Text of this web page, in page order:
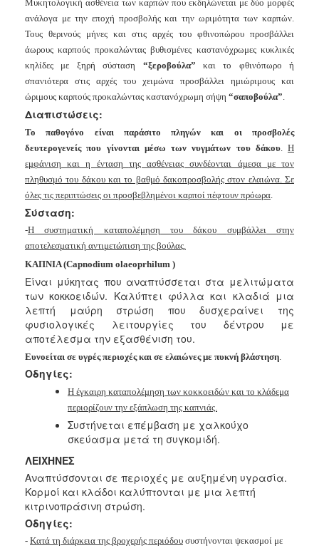
Μυκητολογική ασθένεια των καρπών που εκδηλώνεται με δύο μορφές
ανάλογα με την εποχή προσβολής και την ωριμότητα των καρπών.
Τους θερινούς μήνες και στις αρχές του φθινοπώρου προσβάλλει
άωρους καρπούς προκαλώντας βυθισμένες καστανόχρωμες κυκλικές
κηλίδες με
ξηρή σύσταση “ξεροβούλα” και το φθινόπωρο ή
σπανιότερα στις αρχές του χειμώνα προσβάλλει ημιώριμους και
ώριμους καρπούς προκαλώντας καστανόχρωμη σήψη “σαποβούλα”.
Διαπιστώσεις:
Το παθογόνο είναι παράσιτο πληγών και οι προσβολές
δευτερογενείς που γίνονται μέσω των νυγμάτων του δάκου. Η
εμφάνιση και η ένταση της ασθένειας συνδέονται άμεσα με τον
πληθυσμό του δάκου και το βαθμό δακοπροσβολής στον ελαιώνα. Σε
όλες τις περιπτώσεις οι προσβεβλημένοι καρποί πέφτουν πρόωρα
Σύσταση:
-Η συστηματική καταπολέμηση του δάκου συμβάλλει
στην
αποτελεσματική αντιμετώπιση της βούλας.
ΚΑΠΝΙΑ (Capnodium olaeoprhilum )
Είναι μύκητας που αναπτύσσεται στα μελιτώματα
των κοκκοειδών. Καλύπτει φύλλα και κλαδιά μια
λεπτή μαύρη στρώση που δυσχεραίνει της
φυσιολογικές λειτουργίες του δέντρου με
αποτέλεσμα την εξασθένιση του.
Ευνοείται σε υγρές περιοχές και σε ελαιώνες με πυκνή βλάστηση
Οδηγίες:
Η έγκαιρη καταπολέμηση των κοκκοειδών και το κλάδεμα
περιορίζουν την εξάπλωση της καπνιάς.
Συστήνεται επέμβαση με χαλκούχο
σκεύασμα μετά τη συγκομιδή.
ΛΕΙΧΗΝΕΣ
Αναπτύσσονται σε περιοχές με αυξημένη υγρασία.
Κορμοί και κλάδοι καλύπτονται με μια λεπτή
κιτρινοπράσινη στρώση.
Οδηγίες:
- Κατά τη διάρκεια της βροχερής περιόδου συστήνονται ψεκασμοί με